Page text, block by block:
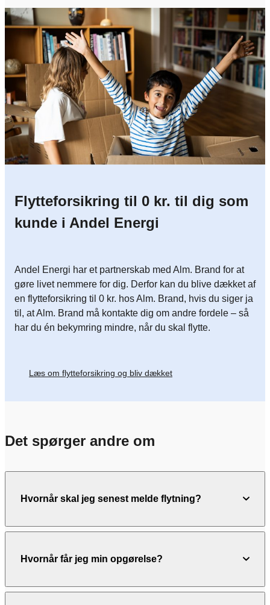
Flytteforsikring til 0 kr. til dig som
kunde i Andel Energi
Andel Energi har et partnerskab med Alm. Brand for at
gøre livet nemmere for dig. Derfor kan du blive dækket af
en flytteforsikring til 0 kr. hos Alm. Brand, hvis du siger ja
til, at Alm. Brand må kontakte dig om andre fordele – så
har du én bekymring mindre, når du skal flytte.
Læs om flytteforsikring og bliv dækket
Det spørger andre om
Hvornår skal jeg senest melde flytning?
Hvornår får jeg min opgørelse?